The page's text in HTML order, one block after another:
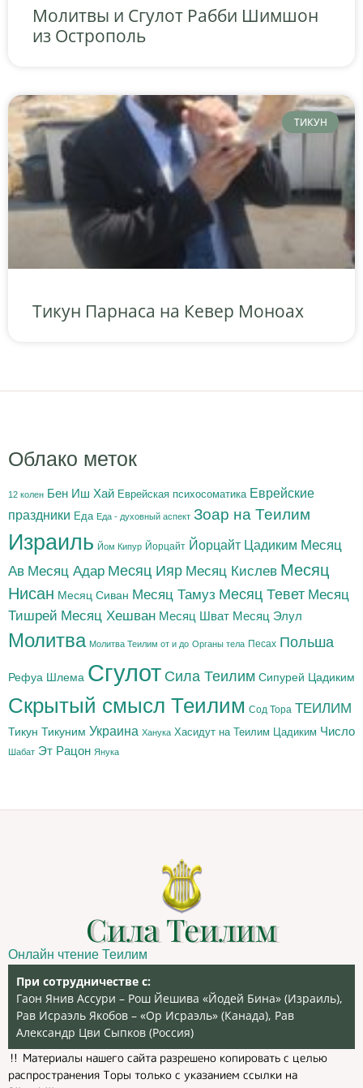
Молитвы и Сгулот Рабби Шимшон
из Острополь
ТИКУН
Тикун Парнаса на Кевер Моноах
Облако меток
12 колен Бен Иш Хай Еврейская психосоматика Еврейские
праздники Еда Еда - духовный аспект Зоар на Теилим
Израиль Йом Кипур Йорцайт Йорцайт Цадиким Месяц
Ав Месяц Адар Месяц Ияр Месяц Кислев Месяц
Нисан Месяц Сиван Месяц Тамуз Месяц Тевет Месяц
Тишрей Месяц Хешван Месяц Шват Месяц Элул
Молитва Молитва Теилим от и до Органы тела Песах Польша
Рефуа Шлема Сгулот Сила Теилим Сипурей Цадиким
Скрытый смысл Теилим Сод Тора ТЕИЛИМ
Тикун Тикуним Украина Ханука Хасидут на Теилим Цадиким Число
Шабат Эт Рацон Янука
Сила Теилим
Онлайн чтение Теилим
При сотрудничестве с:
Гаон Янив Ассури – Рош Йешива «Йодей Бина» (Израиль),
Рав Исраэль Якобов – «Ор Исраэль» (Канада), Рав
Александр Цви Сыпков (Россия)
‼️ Материалы нашего сайта разрешено копировать с целью
распространения Торы только с указанием ссылки на